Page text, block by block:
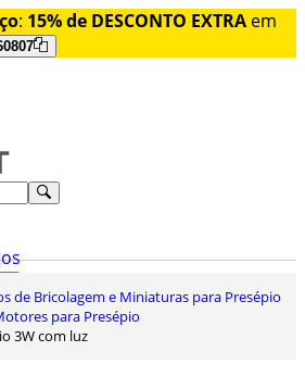
: 15% de DESCONTO EXTRA em
de Bricolagem e Miniaturas para Presépio
para Presépio
3W com luz